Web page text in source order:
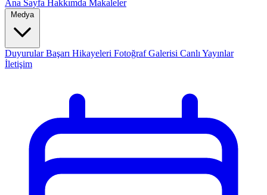
Ana Sayfa Hakkımda Makaleler
Medya
DuyurularBaşarı Hikayeleri Fotoğraf Galerisi Canlı Yayınlar
İletişim